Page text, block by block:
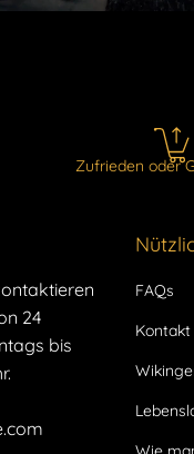
Zufrieden oder
24
bis
FAQs
Kontakt